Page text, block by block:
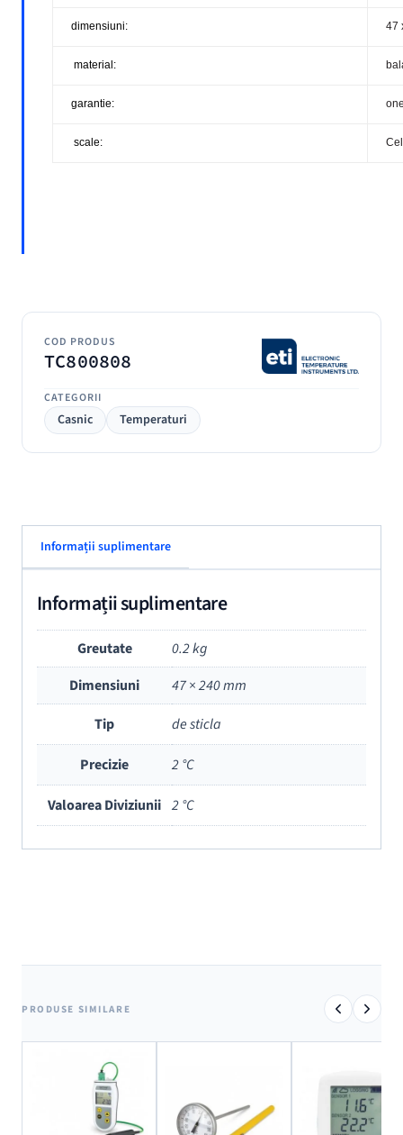
COD PRODUS
TC800808
CATEGORII
Casnic Temperaturi
dimensiuni: 47
material:
garantie:
scale:
Informații suplimentare
Informații suplimentare
Greutate
0.2 kg
Dimensiuni
47 × 240 mm
Tip
de sticla
Precizie 2 °C
Valoarea Diviziunii 2 °C
PRODUSE SIMILARE